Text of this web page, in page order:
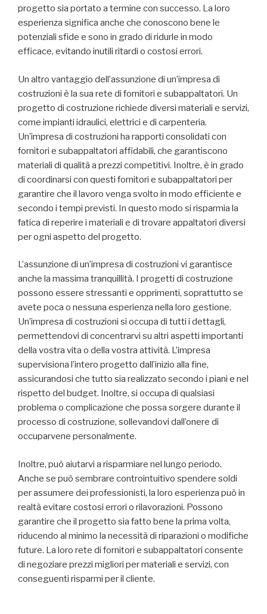
progetto sia portato a termine con successo. La loro
esperienza significa anche che conoscono bene le
potenziali sfide e sono in grado di ridurle in modo
efficace, evitando inutili ritardi o costosi errori.
Un altro vantaggio dell’assunzione di un’impresa di
costruzioni è la sua rete di fornitori e subappaltatori. Un
progetto di costruzione richiede diversi materiali e servizi,
come impianti idraulici, elettrici e di carpenteria.
Un’impresa di costruzioni ha rapporti consolidati con
fornitori e subappaltatori affidabili, che garantiscono
materiali di qualità a prezzi competitivi. Inoltre, è in grado
di coordinarsi con questi fornitori e subappaltatori per
garantire che il lavoro venga svolto in modo efficiente e
secondo i tempi previsti. In questo modo si risparmia la
fatica di reperire i materiali e di trovare appaltatori diversi
per ogni aspetto del progetto.
L’assunzione di un’impresa di costruzioni vi garantisce
anche la massima tranquillità. I progetti di costruzione
possono essere stressanti e opprimenti, soprattutto se
avete poca o nessuna esperienza nella loro gestione.
Un’impresa di costruzioni si occupa di tutti i dettagli,
permettendovi di concentrarvi su altri aspetti importanti
della vostra vita o della vostra attività. L’impresa
supervisiona l’intero progetto dall’inizio alla fine,
assicurandosi che tutto sia realizzato secondo i piani e nel
rispetto del budget. Inoltre, si occupa di qualsiasi
problema o complicazione che possa sorgere durante il
processo di costruzione, sollevandovi dall’onere di
occuparvene personalmente.
Inoltre, può aiutarvi a risparmiare nel lungo periodo.
Anche se può sembrare controintuitivo spendere soldi
per assumere dei professionisti, la loro esperienza può in
realtà evitare costosi errori o rilavorazioni. Possono
garantire che il progetto sia fatto bene la prima volta,
riducendo al minimo la necessità di riparazioni o modifiche
future. La loro rete di fornitori e subappaltatori consente
di negoziare prezzi migliori per materiali e servizi, con
conseguenti risparmi per il cliente.